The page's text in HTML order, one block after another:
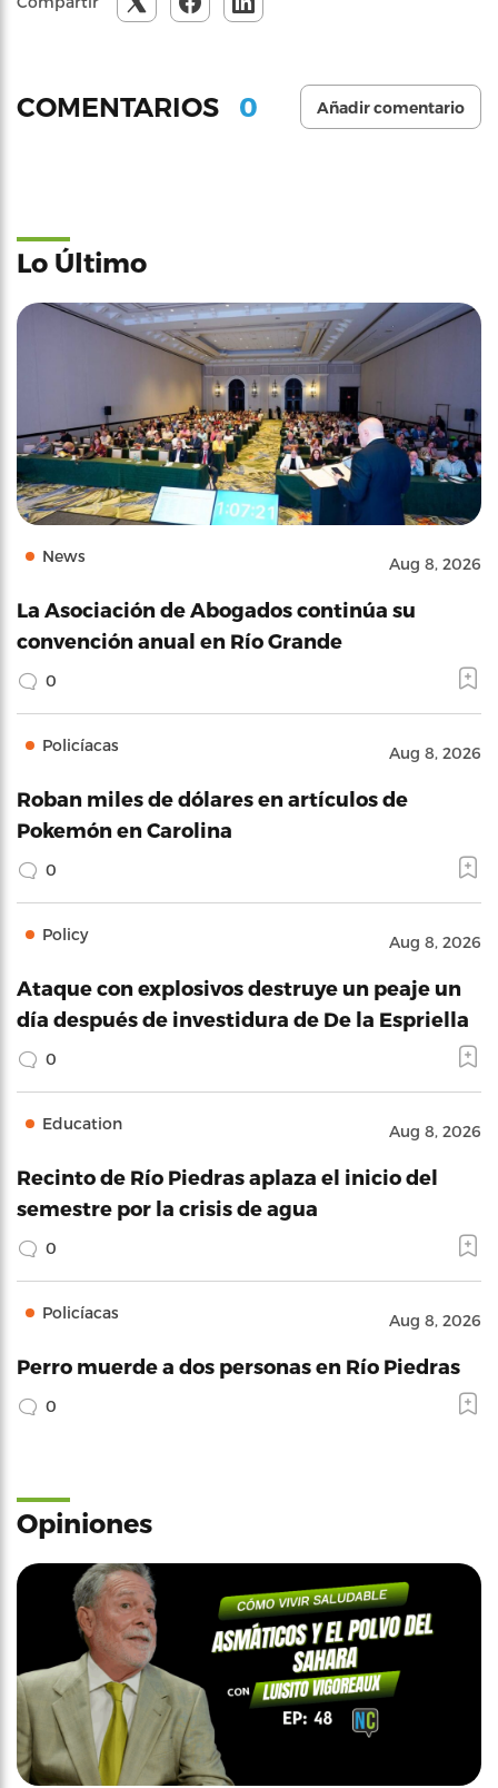
COMENTARIOS 0 Añadir comentario
Lo Último
News Aug 8, 2026
La Asociación de Abogados continúa su
convención anual en Río Grande
0
Policíacas Aug 8, 2026
Roban miles de dólares en artículos de
Pokemón en Carolina
0
Policy Aug 8, 2026
Ataque con explosivos destruye un peaje un
día después de investidura de De la Espriella
0
Education Aug 8, 2026
Recinto de Río Piedras aplaza el inicio del
semestre por la crisis de agua
0
Policíacas Aug 8, 2026
Perro muerde a dos personas en Río Piedras
0
Opiniones